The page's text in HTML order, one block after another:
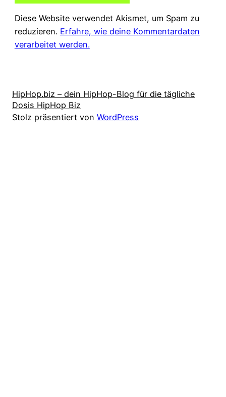
Diese Website verwendet Akismet, um Spam zu
reduzieren. Erfahre, wie deine Kommentardaten
verarbeitet werden.
HipHop.biz – dein HipHop-Blog für die tägliche
Dosis HipHop Biz
Stolz präsentiert von WordPress